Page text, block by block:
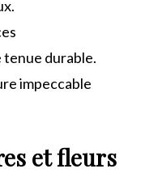
durable.
impeccable
etfleurs